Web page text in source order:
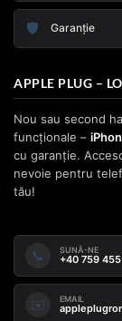
🛡️ Garanție
APPLE PLUG –
Nou sau second
funcționale –
cu garanție.
nevoie pentru
tău!
📞 SUNĂ-NE
+40 759
✉️ EMAIL